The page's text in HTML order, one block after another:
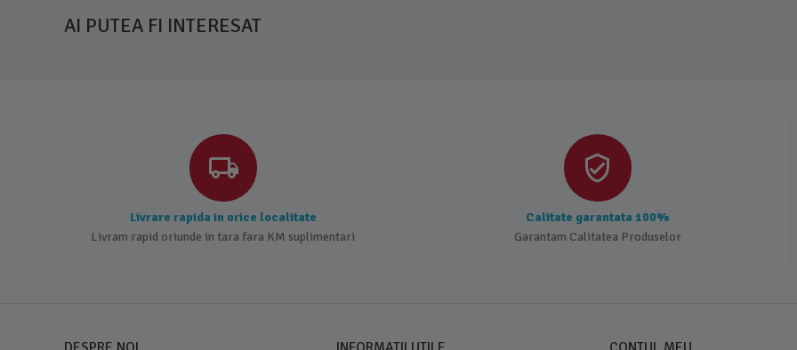
AI PUTEA FI INTERESAT
Livrare rapida in orice localitate
Livram rapid oriunde in tara fara KM suplimentari
Calitate garantata 100%
Garantam Calitatea Produselor